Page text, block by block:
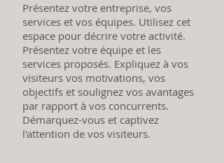
Présentez votre entreprise, vos
services et vos équipes. Utilisez cet
espace pour décrire votre activité.
Présentez votre équipe et les
services proposés. Expliquez à vos
visiteurs vos motivations, vos
objectifs et soulignez vos avantages
par rapport à vos concurrents.
Démarquez-vous et captivez
l'attention de vos visiteurs.